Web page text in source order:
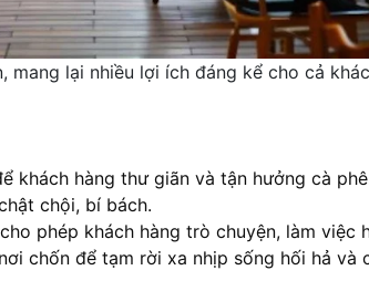
lại nhiều lợi ích đáng kể cho cả
hàng thư giãn và tận hưởng cà
chội, bí bách.
phép khách hàng trò chuyện, làm
chốn để tạm rời xa nhịp sống hối hả và